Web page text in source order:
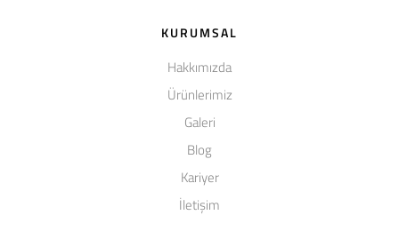
KURUMSAL
Hakkımızda
Ürünlerimiz
Galeri
Blog
Kariyer
İletişim